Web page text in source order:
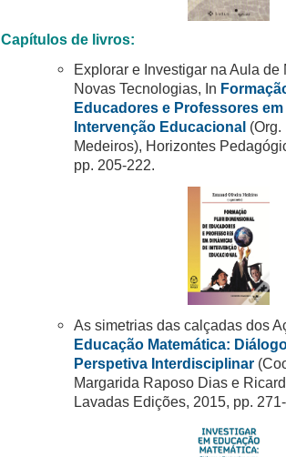
Capítulos de livros:
Explorar e Investigar na Aula de
Novas Tecnologias, In
Educadores e Professores
Intervenção Educacional
Medeiros), Horizontes
pp. 205-222.
As simetrias das calçadas dos
Educação Matemática:
Perspetiva Interdisciplinar
Margarida Raposo Dias e
Lavadas Edições, 2015, pp.